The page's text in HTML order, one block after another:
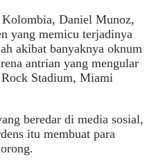
Daniel Munoz,
yang memicu terjadinya
akibat banyaknya oknum
antrian yang mengular
Stadium, Miami
beredar di media sosial,
itu membuat para